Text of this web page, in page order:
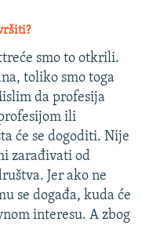
smo to otkrili.
toliko smo toga
da profesija
ili
će se dogoditi. Nije
zarađivati od
Jer ako ne
se događa, kuda će
interesu. A zbog